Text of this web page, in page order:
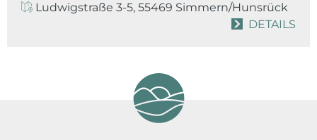
Ludwigstraße 3-5, 55469 Simmern/Hunsrück
DETAILS